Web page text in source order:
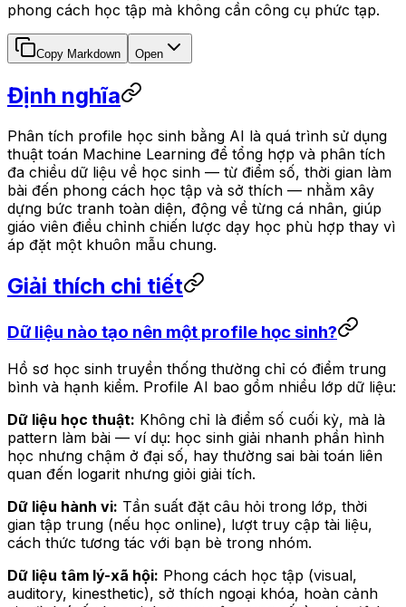
phong cách học tập mà không cần công cụ phức tạp.
Copy Markdown Open
Định nghĩa
Phân tích profile học sinh bằng AI là quá trình sử dụng
thuật toán Machine Learning để tổng hợp và phân tích
đa chiều dữ liệu về học sinh — từ điểm số, thời gian làm
bài đến phong cách học tập và sở thích — nhằm xây
dựng bức tranh toàn diện, động về từng cá nhân, giúp
giáo viên điều chỉnh chiến lược dạy học phù hợp thay vì
áp đặt một khuôn mẫu chung.
Giải thích chi tiết
Dữ liệu nào tạo nên một profile học sinh?
Hồ sơ học sinh truyền thống thường chỉ có điểm trung
bình và hạnh kiểm. Profile AI bao gồm nhiều lớp dữ liệu:
Dữ liệu học thuật: Không chỉ là điểm số cuối kỳ, mà là
pattern làm bài — ví dụ: học sinh giải nhanh phần hình
học nhưng chậm ở đại số, hay thường sai bài toán liên
quan đến logarit nhưng giỏi giải tích.
Dữ liệu hành vi: Tần suất đặt câu hỏi trong lớp, thời
gian tập trung (nếu học online), lượt truy cập tài liệu,
cách thức tương tác với bạn bè trong nhóm.
Dữ liệu tâm lý-xã hội: Phong cách học tập (visual,
auditory, kinesthetic), sở thích ngoại khóa, hoàn cảnh